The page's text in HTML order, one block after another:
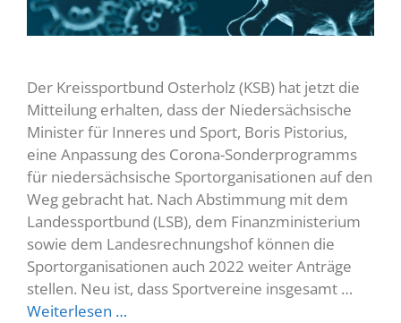
Der Kreissportbund Osterholz (KSB) hat jetzt die
Mitteilung erhalten, dass der Niedersächsische
Minister für Inneres und Sport, Boris Pistorius,
eine Anpassung des Corona-Sonderprogramms
für niedersächsische Sportorganisationen auf den
Weg gebracht hat. Nach Abstimmung mit dem
Landessportbund (LSB), dem Finanzministerium
sowie dem Landesrechnungshof können die
Sportorganisationen auch 2022 weiter Anträge
stellen. Neu ist, dass Sportvereine insgesamt …
Weiterlesen …